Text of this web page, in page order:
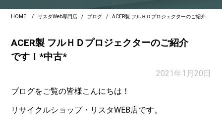
HOME リスタWeb専門店 ブログ ACER製 フルＨＤプロジェクターのご紹介です！*中古*
ACER製 フルＨＤプロジェクターのご紹介
です！*中古*
2021年1月20日
ブログをご覧の皆様こんにちは！
リサイクルショップ・リスタWEB店です。